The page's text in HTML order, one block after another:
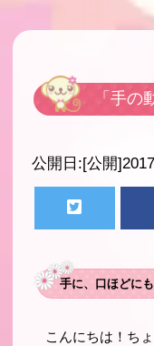
「手の
公開日:[公開
手に、口ほどに
こんにちは！ち